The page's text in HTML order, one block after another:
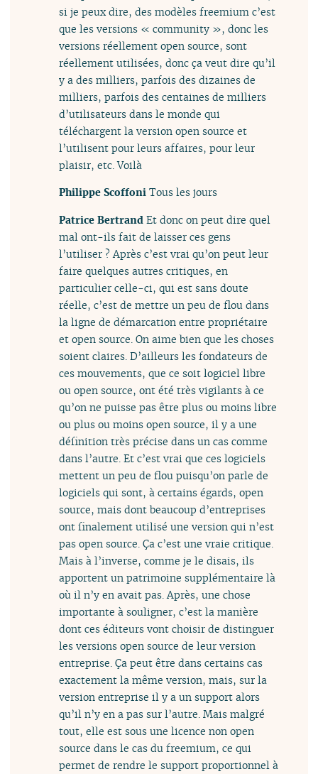
si je peux dire, des modèles freemium c’est
que les versions « community », donc les
versions réellement open source, sont
réellement utilisées, donc ça veut dire qu’il
y a des milliers, parfois des dizaines de
milliers, parfois des centaines de milliers
d’utilisateurs dans le monde qui
téléchargent la version open source et
l’utilisent pour leurs affaires, pour leur
plaisir, etc. Voilà
Philippe Scoffoni Tous les jours
Patrice Bertrand Et donc on peut dire quel
mal ont-ils fait de laisser ces gens
l’utiliser ? Après c’est vrai qu’on peut leur
faire quelques autres critiques, en
particulier celle-ci, qui est sans doute
réelle, c’est de mettre un peu de flou dans
la ligne de démarcation entre propriétaire
et open source. On aime bien que les choses
soient claires. D’ailleurs les fondateurs de
ces mouvements, que ce soit logiciel libre
ou open source, ont été très vigilants à ce
qu’on ne puisse pas être plus ou moins libre
ou plus ou moins open source, il y a une
définition très précise dans un cas comme
dans l’autre. Et c’est vrai que ces logiciels
mettent un peu de flou puisqu’on parle de
logiciels qui sont, à certains égards, open
source, mais dont beaucoup d’entreprises
ont finalement utilisé une version qui n’est
pas open source. Ça c’est une vraie critique.
Mais à l’inverse, comme je le disais, ils
apportent un patrimoine supplémentaire là
où il n’y en avait pas. Après, une chose
importante à souligner, c’est la manière
dont ces éditeurs vont choisir de distinguer
les versions open source de leur version
entreprise. Ça peut être dans certains cas
exactement la même version, mais, sur la
version entreprise il y a un support alors
qu’il n’y en a pas sur l’autre. Mais malgré
tout, elle est sous une licence non open
source dans le cas du freemium, ce qui
permet de rendre le support proportionnel à